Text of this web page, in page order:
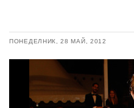
ПОНЕДЕЛНИК, 28 МАЙ, 2012